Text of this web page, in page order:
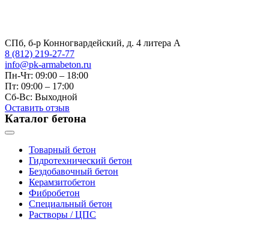
СПб, б-р Конногвардейский, д. 4 литера А
8 (812) 219-27-77
info@pk-armabeton.ru
Пн-Чт: 09:00 – 18:00
Пт: 09:00 – 17:00
Сб-Вс: Выходной
Оставить отзыв
Каталог бетона
Товарный бетон
Гидротехнический бетон
Бездобавочный бетон
Керамзитобетон
Фибробетон
Специальный бетон
Растворы / ЦПС